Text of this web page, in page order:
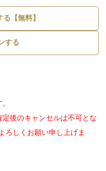
【無料】
する
後のキャンセルは不可とな
ろしくお願い申し上げま